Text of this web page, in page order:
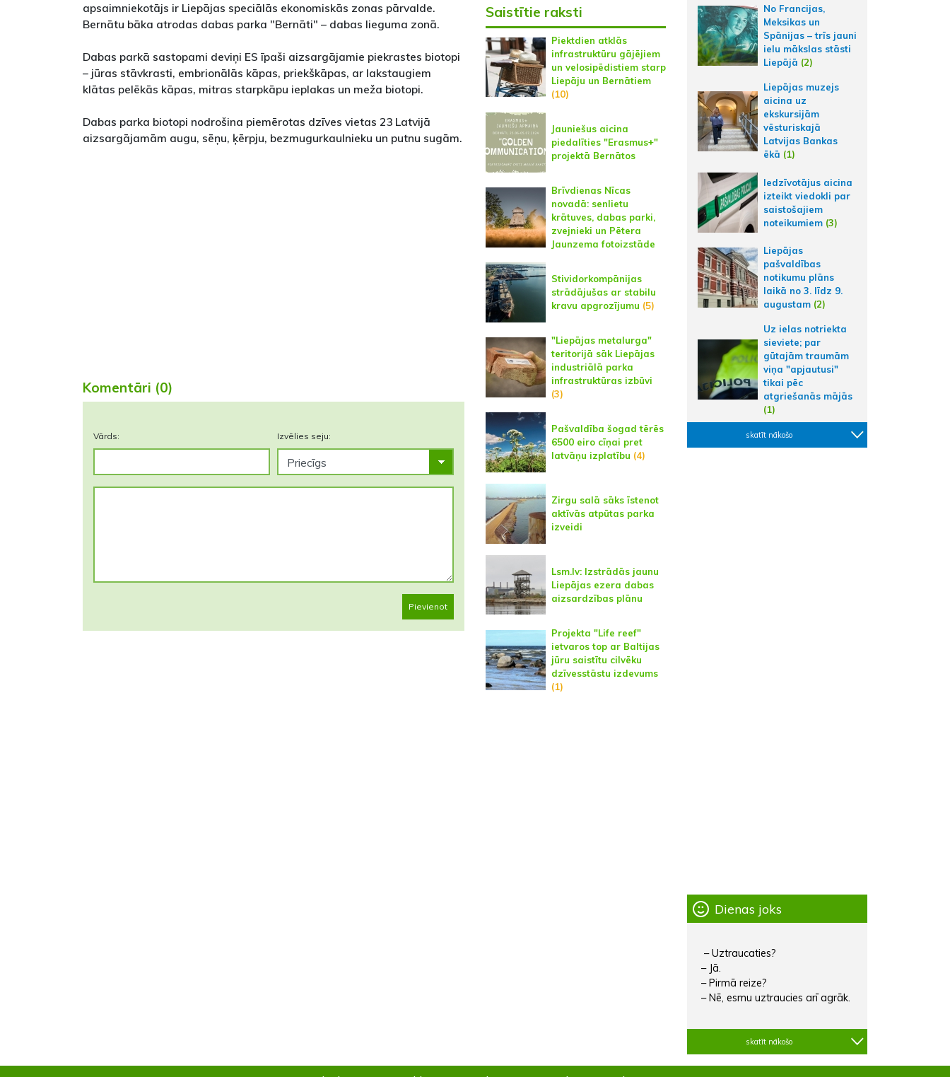
apsaimniekotājs ir Liepājas speciālās ekonomiskās zonas pārvalde.
Bernātu bāka atrodas dabas parka "Bernāti" – dabas lieguma zonā.
Dabas parkā sastopami deviņi ES īpaši aizsargājamie piekrastes biotopi
– jūras stāvkrasti, embrionālās kāpas, priekškāpas, ar lakstaugiem
klātas pelēkās kāpas, mitras starpkāpu ieplakas un meža biotopi.
Dabas parka biotopi nodrošina piemērotas dzīves vietas 23 Latvijā
aizsargājamām augu, sēņu, ķērpju, bezmugurkaulnieku un putnu sugām.
Komentāri (0)
Vārds: Izvēlies seju:
Pievienot
Saistītie raksti
Piektdien atklās
infrastruktūru gājējiem
un velosipēdistiem starp
Liepāju un Bernātiem
(10)
Jauniešus aicina
piedalīties "Erasmus+"
projektā Bernātos
Brīvdienas Nīcas
novadā: senlietu
krātuves, dabas parki,
zvejnieki un Pētera
Jaunzema fotoizstāde
Stividorkompānijas
strādājušas ar stabilu
kravu apgrozījumu (5)
"Liepājas metalurga"
teritorijā sāk Liepājas
industriālā parka
infrastruktūras izbūvi
(3)
Pašvaldība šogad tērēs
6500 eiro cīņai pret
latvāņu izplatību (4)
Zirgu salā sāks īstenot
aktīvās atpūtas parka
izveidi
Lsm.lv: Izstrādās jaunu
Liepājas ezera dabas
aizsardzības plānu
Projekta "Life reef"
ietvaros top ar Baltijas
jūru saistītu cilvēku
dzīvesstāstu izdevums
(1)
No Francijas,
Meksikas un
Spānijas – trīs jauni
ielu mākslas stāsti
Liepājā (2)
Liepājas muzejs
aicina uz
ekskursijām
vēsturiskajā
Latvijas Bankas
ēkā (1)
Iedzīvotājus aicina
izteikt viedokli par
saistošajiem
noteikumiem (3)
Liepājas
pašvaldības
notikumu plāns
laikā no 3. līdz 9.
augustam (2)
Uz ielas notriekta
sieviete; par
gūtajām traumām
viņa "apjautusi"
tikai pēc
atgriešanās mājās
(1)
skatīt nākošo
Dienas joks
– Uztraucaties?
– Jā.
– Pirmā reize?
– Nē, esmu uztraucies arī agrāk.
skatīt nākošo